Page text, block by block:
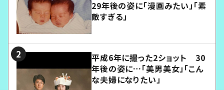
29年後の姿に「漫画みたい」「素
敵すぎる」
平成6年に撮った2ショット 30
年後の姿に…「美男美女」「こん
な夫婦になりたい」